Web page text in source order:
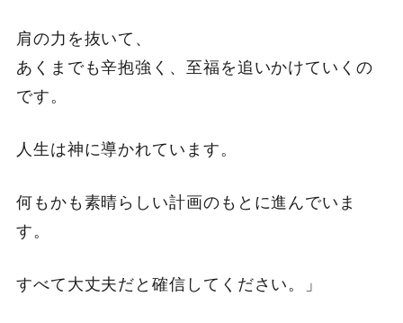
肩の力を抜いて、
あくまでも辛抱強く、至福を追いかけていくの
です。
人生は神に導かれています。
何もかも素晴らしい計画のもとに進んでいま
す。
すべて大丈夫だと確信してください。」